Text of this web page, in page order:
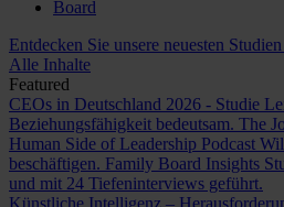
Board
Entdecken Sie unsere neuesten
Alle Inhalte
Featured
CEOs in Deutschland 2026 - Studie
Beziehungsfähigkeit bedeutsam. The
Human Side of Leadership Podcast
beschäftigen. Family Board Insights
und mit 24 Tiefeninterviews geführt.
Künstliche Intelligenz –